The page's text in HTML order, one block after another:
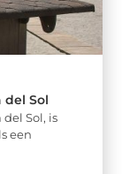
del Sol
Sol, is
een